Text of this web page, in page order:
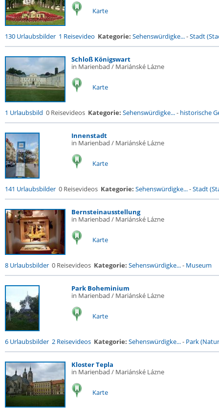
Karte
130 Urlaubsbilder 1 Reisevideo Kategorie: Sehenswürdigke...-Stadt
Schloß Königswart
in Marienbad / Mariánské Lázne
Karte
1 Urlaubsbild 0 Reisevideos Kategorie: Sehenswürdigke...- historische
Innenstadt
in Marienbad / Mariánské Lázne
Karte
141 Urlaubsbilder 0 Reisevideos Kategorie: Sehenswürdigke...-Stadt
Bernsteinausstellung
in Marienbad / Mariánské Lázne
Karte
8 Urlaubsbilder 0 Reisevideos Kategorie: Sehenswürdigke...- Museum
Park Boheminium
in Marienbad / Mariánské Lázne
Karte
6 Urlaubsbilder 2 Reisevideos Kategorie: Sehenswürdigke...- Park
Kloster Tepla
in Marienbad / Mariánské Lázne
Karte